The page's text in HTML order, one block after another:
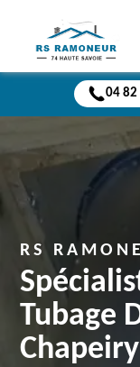
04 82
RS
Tubage